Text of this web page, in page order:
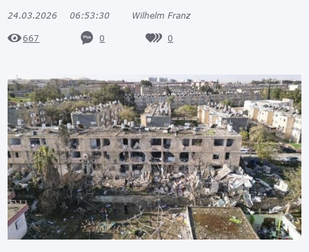
24.03.2026 06:53:30 Wilhelm Franz
667 0 0